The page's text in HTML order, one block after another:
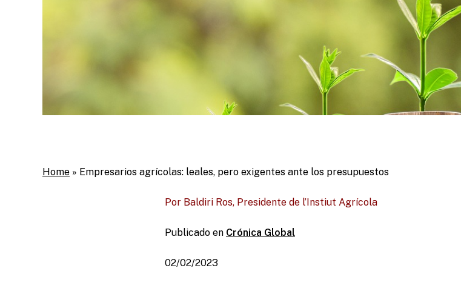
Home » Empresarios agrícolas: leales, pero exigentes ante los presupuestos
Por Baldiri Ros, Presidente de l’Instiut Agrícola
Publicado en Crónica Global
02/02/2023